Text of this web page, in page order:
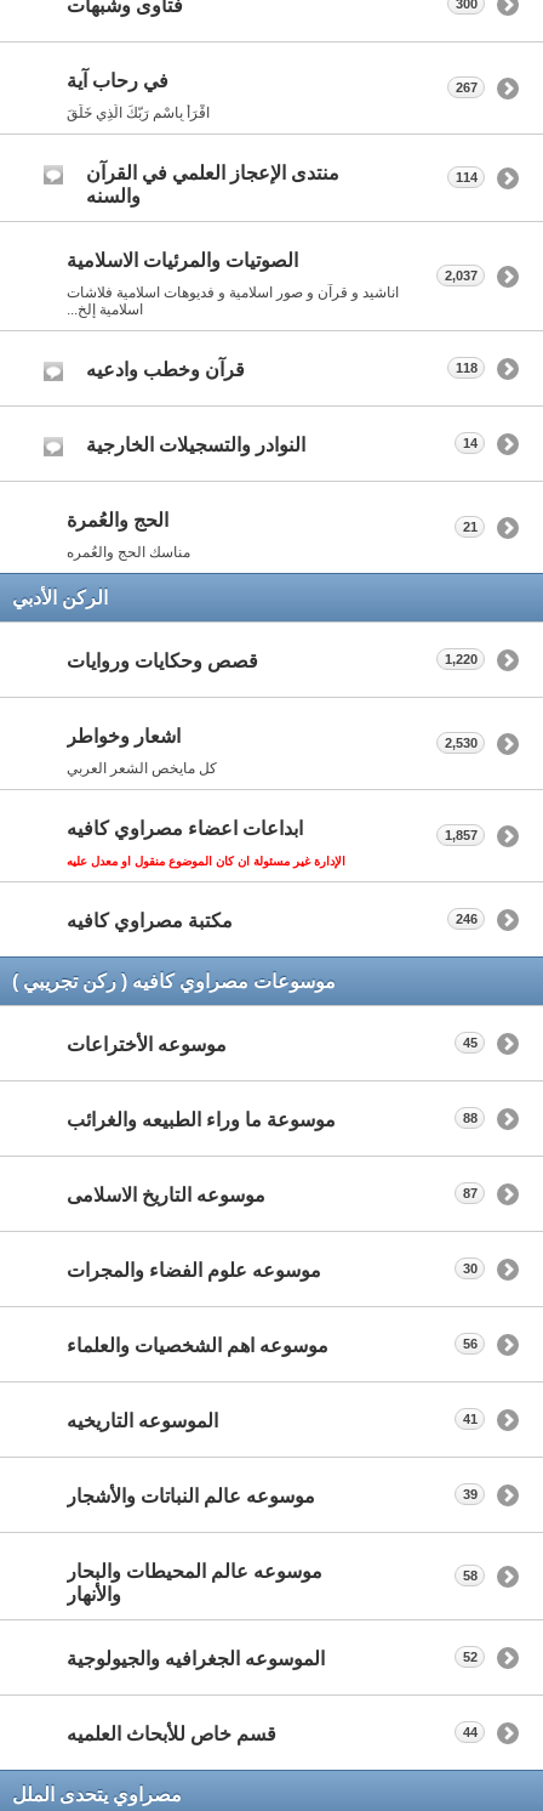
فتاوى وشبهات 300
في رحاب آية
اقْرَأْ بِاسْمِ رَبّكَ الّذِي خَلَقَ
267
منتدى الإعجاز العلمي في القرآن
والسنه
114
الصوتيات والمرئيات الاسلامية
اناشيد و قرآن و صور اسلامية و فديوهات اسلامية فلاشات
اسلامية إلخ...
2,037
قرآن وخطب وادعيه 118
النوادر والتسجيلات الخارجية 14
الحج والعُمرة
مناسك الحج والعُمره
21
الركن الأدبي
قصص وحكايات وروايات 1,220
اشعار وخواطر
كل مايخص الشعر العربي
2,530
ابداعات اعضاء مصراوي كافيه
الإدارة غير مسئولة ان كان الموضوع منقول او معدل عليه
1,857
مكتبة مصراوي كافيه 246
موسوعات مصراوي كافيه ( ركن تجريبي )
موسوعه الأختراعات 45
موسوعة ما وراء الطبيعه والغرائب 88
موسوعه التاريخ الاسلامى 87
موسوعه علوم الفضاء والمجرات 30
موسوعه اهم الشخصيات والعلماء 56
الموسوعه التاريخيه 41
موسوعه عالم النباتات والأشجار 39
موسوعه عالم المحيطات والبحار
والأنهار
58
الموسوعه الجغرافيه والجيولوجية 52
قسم خاص للأبحاث العلميه 44
مصراوي يتحدى الملل